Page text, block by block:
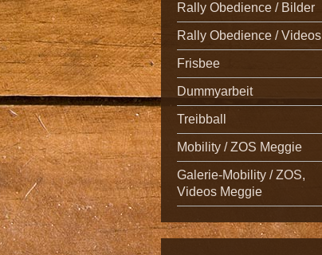
Rally Obedience / Bilder
Rally Obedience / Videos
Frisbee
Dummyarbeit
Treibball
Mobility / ZOS Meggie
Galerie-Mobility / ZOS,
Videos Meggie